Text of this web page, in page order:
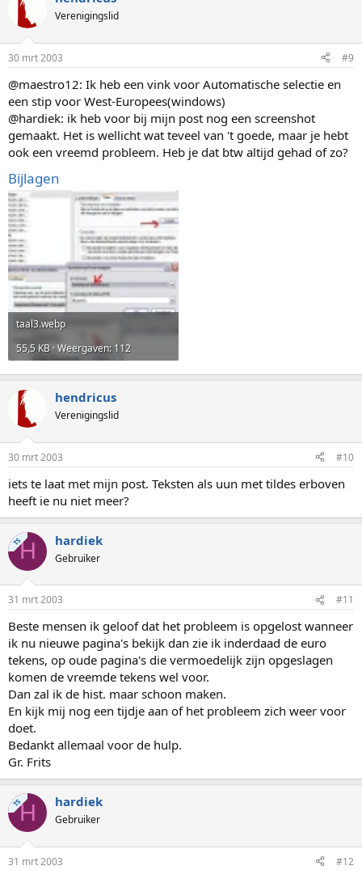
Verenigingslid
30 mrt 2003 #9
@maestro12: Ik heb een vink voor Automatische selectie en
een stip voor West-Europees(windows)
@hardiek: ik heb voor bij mijn post nog een screenshot
gemaakt. Het is wellicht wat teveel van 't goede, maar je hebt
ook een vreemd probleem. Heb je dat btw altijd gehad of zo?
Bijlagen
taal3.webp
55,5 KB · Weergaven: 112
hendricus
Verenigingslid
30 mrt 2003 #10
iets te laat met mijn post. Teksten als uun met tildes erboven
heeft ie nu niet meer?
TSH hardiek
Gebruiker
31 mrt 2003 #11
Beste mensen ik geloof dat het probleem is opgelost wanneer
ik nu nieuwe pagina's bekijk dan zie ik inderdaad de euro
tekens, op oude pagina's die vermoedelijk zijn opgeslagen
komen de vreemde tekens wel voor.
Dan zal ik de hist. maar schoon maken.
En kijk mij nog een tijdje aan of het probleem zich weer voor
doet.
Bedankt allemaal voor de hulp.
Gr. Frits
TSH hardiek
Gebruiker
31 mrt 2003 #12